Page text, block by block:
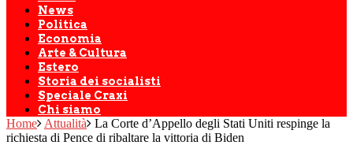
News
Politica
Economia
Arte & Cultura
Estero
Storia dei socialisti
Speciale Craxi
Chi siamo
Home Attualità
La Corte d’Appello degli Stati Uniti respinge la
richiesta di Pence di ribaltare la vittoria di Biden